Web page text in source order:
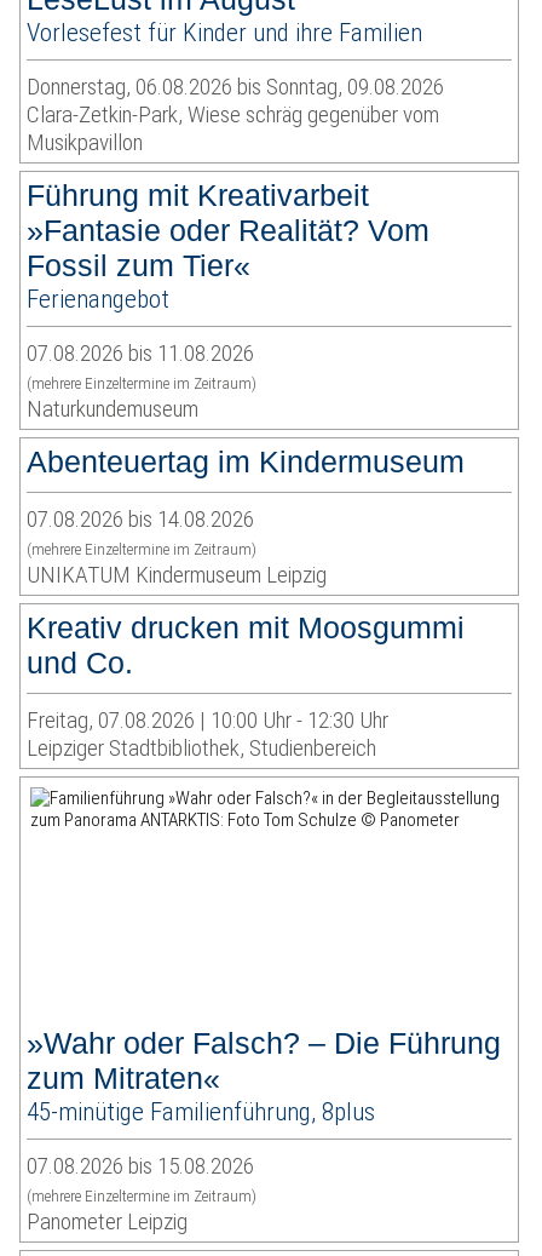
Vorlesefest für Kinder und ihre Familien
Donnerstag, 06.08.2026 bis Sonntag, 09.08.2026
Clara-Zetkin-Park, Wiese schräg gegenüber vom
Musikpavillon
Führung mit Kreativarbeit
»Fantasie oder Realität? Vom
Fossil zum Tier«
Ferienangebot
07.08.2026 bis 11.08.2026
(mehrere Einzeltermine im Zeitraum)
Naturkundemuseum
Abenteuertag im Kindermuseum
07.08.2026 bis 14.08.2026
(mehrere Einzeltermine im Zeitraum)
UNIKATUM Kindermuseum Leipzig
Kreativ drucken mit Moosgummi
und Co.
Freitag, 07.08.2026 | 10:00 Uhr - 12:30 Uhr
Leipziger Stadtbibliothek, Studienbereich
»Wahr oder Falsch? – Die Führung
zum Mitraten«
45-minütige Familienführung, 8plus
07.08.2026 bis 15.08.2026
(mehrere Einzeltermine im Zeitraum)
Panometer Leipzig